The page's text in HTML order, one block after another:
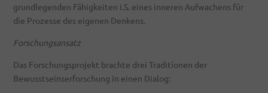
grundlegenden Fähigkeiten i.S. eines inneren Aufwachens für
die Prozesse des eigenen Denkens.
Forschungsansatz
Das Forschungsprojekt brachte drei Traditionen der
Bewusstseinserforschung in einen Dialog: